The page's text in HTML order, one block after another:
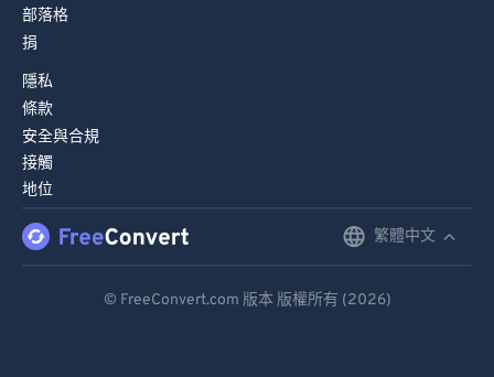
部落格
捐
隱私
條款
安全與合規
接觸
地位
繁體中文
© FreeConvert.com 版本 版權所有 (2026)